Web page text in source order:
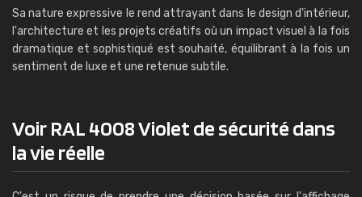
Sa nature expressive le rend attrayant dans le design d'intérieur,
l'architecture et les projets créatifs où un impact visuel à la fois
dramatique et sophistiqué est souhaité, équilibrant à la fois un
sentiment de luxe et une retenue subtile.
Voir RAL 4008 Violet de sécurité dans
la vie réelle